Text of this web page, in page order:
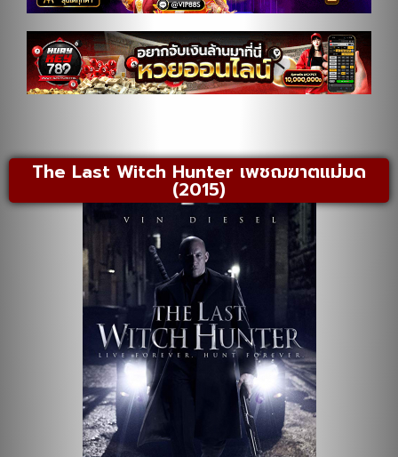
The Last Witch Hunter เพชฌฆาตแม่มด
(2015)